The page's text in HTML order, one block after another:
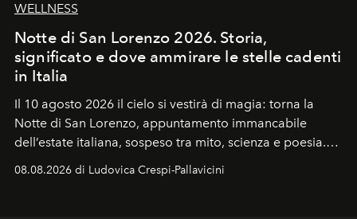
WELLNESS
Notte di San Lorenzo 2026. Storia,
significato e dove ammirare le stelle cadenti
in Italia
Il 10 agosto 2026 il cielo si vestirà di magia: torna la
Notte di San Lorenzo, appuntamento immancabile
dell’estate italiana, sospeso tra mito, scienza e poesia.
Sarà il momento in cui gli occhi si alzano verso la volta
celeste per seguire il passaggio delle
08.08.2026 di Ludovica Crespi-Pallavicini